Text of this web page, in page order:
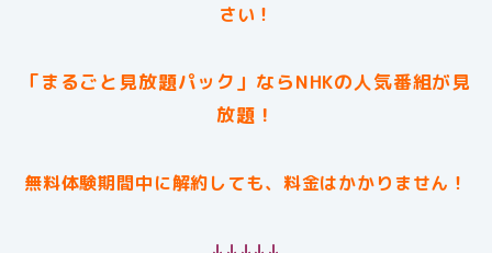
さい！
「まるごと見放題パック」ならNHKの人気番組が見
放題！
無料体験期間中に解約しても、料金はかかりません！